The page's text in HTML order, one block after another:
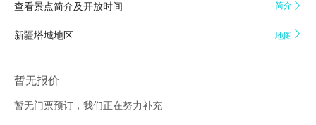
查看景点简介及开放时间 简介 
新疆塔城地区 地图 
暂无报价
暂无门票预订，我们正在努力补充